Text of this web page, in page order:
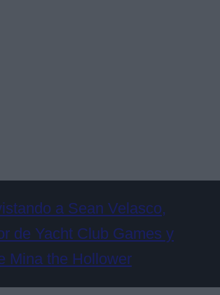
a Sean Velasco,
de Yacht Club Games y
Mina the Hollower